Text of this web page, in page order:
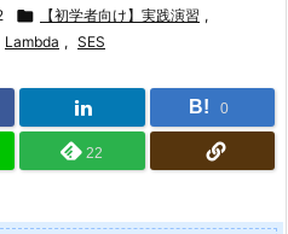
 【初学者向け】実践演習 ,
Lambda , SES
B! 0
22